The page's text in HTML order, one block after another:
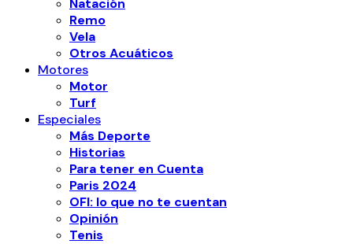
Natación
Remo
Vela
Otros Acuáticos
Motores
Motor
Turf
Especiales
Más Deporte
Historias
Para tener en Cuenta
Paris 2024
OFI: lo que no te cuentan
Opinión
Tenis